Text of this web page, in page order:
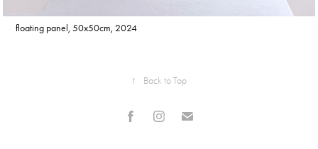
floating panel, 50x50cm, 2024
↑ Back to Top